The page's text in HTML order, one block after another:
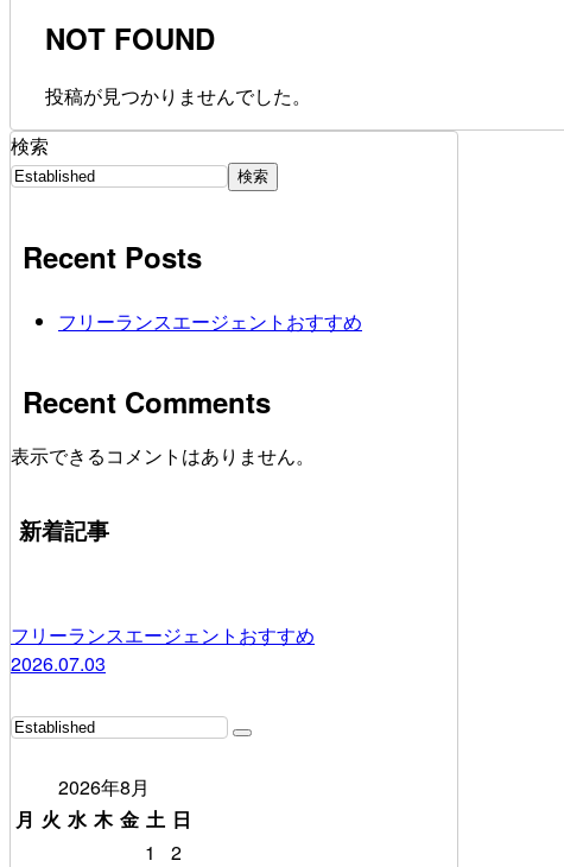
NOT FOUND
投稿が見つかりませんでした。
検索
検索
Recent Posts
フリーランスエージェントおすすめ
Recent Comments
表示できるコメントはありません。
新着記事
フリーランスエージェントおすすめ
2026.07.03
2026年8月
月 火 水 木 金 土 日
1
2